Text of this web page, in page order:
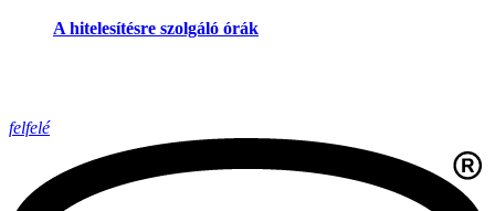
A hitelesítésre szolgáló órák
felfelé